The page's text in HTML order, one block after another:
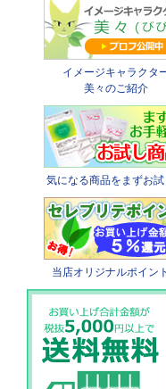
イメージキャラクタ
美々のご紹介
気になる商品をまずお試
当店オリジナルポイン